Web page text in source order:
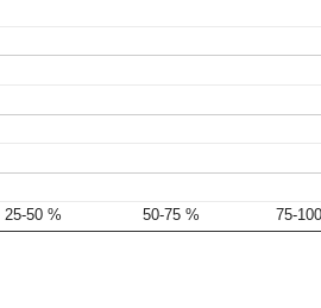
25-50 %
25-50 % 50-75 %
50-75 % 75-
75-